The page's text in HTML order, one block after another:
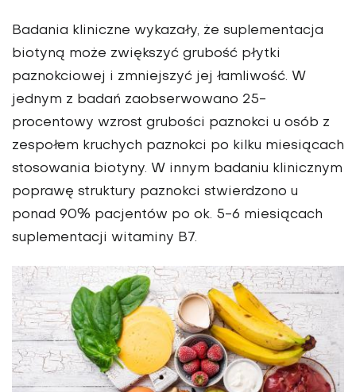
Badania kliniczne wykazały, że suplementacja
biotyną może zwiększyć grubość płytki
paznokciowej i zmniejszyć jej łamliwość. W
jednym z badań zaobserwowano 25-
procentowy wzrost grubości paznokci u osób z
zespołem kruchych paznokci po kilku miesiącach
stosowania biotyny. W innym badaniu klinicznym
poprawę struktury paznokci stwierdzono u
ponad 90% pacjentów po ok. 5-6 miesiącach
suplementacji witaminy B7.